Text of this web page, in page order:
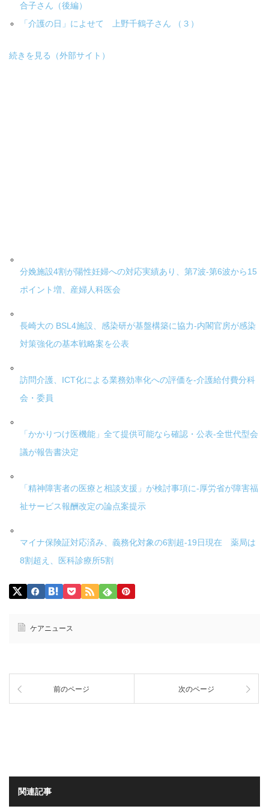
合子さん（後編）
「介護の日」によせて 上野千鶴子さん （３）
続きを見る（外部サイト）
分娩施設4割が陽性妊婦への対応実績あり、第7波-第6波から15
ポイント増、産婦人科医会
長崎大の BSL4施設、感染研が基盤構築に協力-内閣官房が感染
対策強化の基本戦略案を公表
訪問介護、ICT化による業務効率化への評価を-介護給付費分科
会・委員
「かかりつけ医機能」全て提供可能なら確認・公表-全世代型会
議が報告書決定
「精神障害者の医療と相談支援」が検討事項に-厚労省が障害福
祉サービス報酬改定の論点案提示
マイナ保険証対応済み、義務化対象の6割超-19日現在 薬局は
8割超え、医科診療所5割
ケアニュース
前のページ 次のページ
関連記事